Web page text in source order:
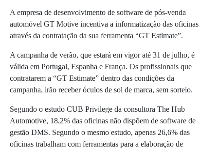
A empresa de desenvolvimento de software de pós-venda
automóvel GT Motive incentiva a informatização das oficinas
através da contratação da sua ferramenta “GT Estimate”.
A campanha de verão, que estará em vigor até 31 de julho, é
válida em Portugal, Espanha e França. Os profissionais que
contratarem a “GT Estimate” dentro das condições da
campanha, irão receber óculos de sol de marca, sem sorteio.
Segundo o estudo CUB Privilege da consultora The Hub
Automotive, 18,2% das oficinas não dispõem de software de
gestão DMS. Segundo o mesmo estudo, apenas 26,6% das
oficinas trabalham com ferramentas para a elaboração de